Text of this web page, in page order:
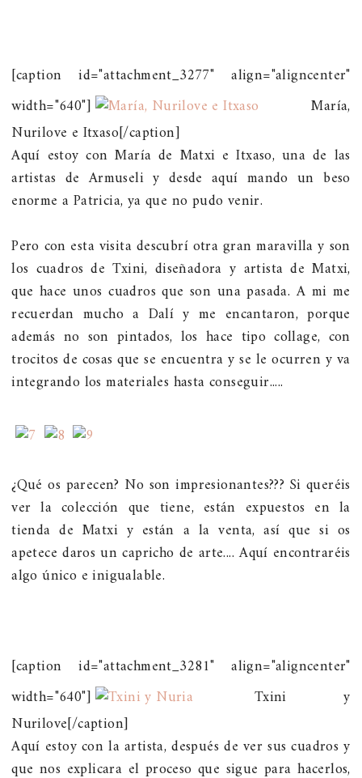
[caption id="attachment_3277" align="aligncenter"
width="640"]
María,
Nurilove e Itxaso[/caption]
Aquí estoy con María de Matxi e Itxaso, una de las
artistas de Armuseli y desde aquí mando un beso
enorme a Patricia, ya que no pudo venir.
Pero con esta visita descubrí otra gran maravilla y son
los cuadros de Txini, diseñadora y artista de Matxi,
que hace unos cuadros que son una pasada. A mi me
recuerdan mucho a Dalí y me encantaron, porque
además no son pintados, los hace tipo collage, con
trocitos de cosas que se encuentra y se le ocurren y va
integrando los materiales hasta conseguir.....
¿Qué os parecen? No son impresionantes??? Si queréis
ver la colección que tiene, están expuestos en la
tienda de Matxi y están a la venta, así que si os
apetece daros un capricho de arte.... Aquí encontraréis
algo único e inigualable.
[caption id="attachment_3281" align="aligncenter"
width="640"]
Txini y
Nurilove[/caption]
Aquí estoy con la artista, después de ver sus cuadros y
que nos explicara el proceso que sigue para hacerlos,